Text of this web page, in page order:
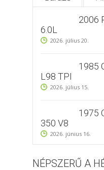
2006
6.0L
2026. július 20.
1985
L98 TPI
2026. július 15.
1975
350 V8
2026. június 16.
NÉPSZERŰ A